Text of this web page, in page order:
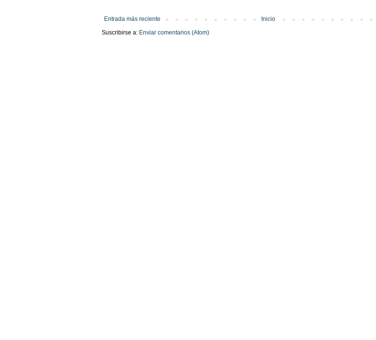
Entrada más reciente
Inicio
Suscribirse a: Enviar comentarios (Atom)